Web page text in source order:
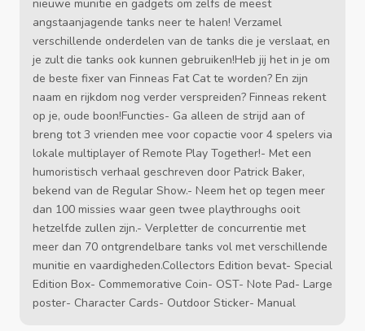
nieuwe munitie en gadgets om zelfs de meest
angstaanjagende tanks neer te halen! Verzamel
verschillende onderdelen van de tanks die je verslaat, en
je zult die tanks ook kunnen gebruiken!Heb jij het in je om
de beste fixer van Finneas Fat Cat te worden? En zijn
naam en rijkdom nog verder verspreiden? Finneas rekent
op je, oude boon!Functies- Ga alleen de strijd aan of
breng tot 3 vrienden mee voor copactie voor 4 spelers via
lokale multiplayer of Remote Play Together!- Met een
humoristisch verhaal geschreven door Patrick Baker,
bekend van de Regular Show.- Neem het op tegen meer
dan 100 missies waar geen twee playthroughs ooit
hetzelfde zullen zijn.- Verpletter de concurrentie met
meer dan 70 ontgrendelbare tanks vol met verschillende
munitie en vaardigheden.Collectors Edition bevat- Special
Edition Box- Commemorative Coin- OST- Note Pad- Large
poster- Character Cards- Outdoor Sticker- Manual